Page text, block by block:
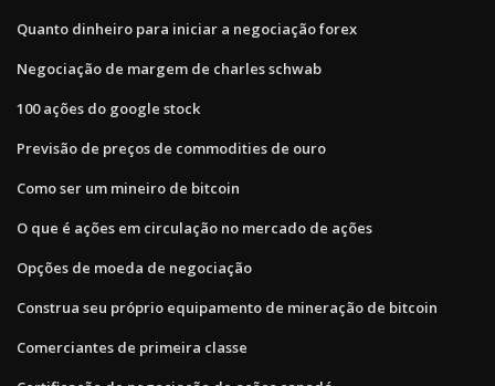
Quanto dinheiro para iniciar a negociação forex
Negociação de margem de charles schwab
100 ações do google stock
Previsão de preços de commodities de ouro
Como ser um mineiro de bitcoin
O que é ações em circulação no mercado de ações
Opções de moeda de negociação
Construa seu próprio equipamento de mineração de bitcoin
Comerciantes de primeira classe